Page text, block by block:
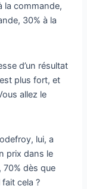
la commande,
30% à la
d’un résultat
plus fort, et
allez le
lui, a
prix dans le
70% dès que
cela ?